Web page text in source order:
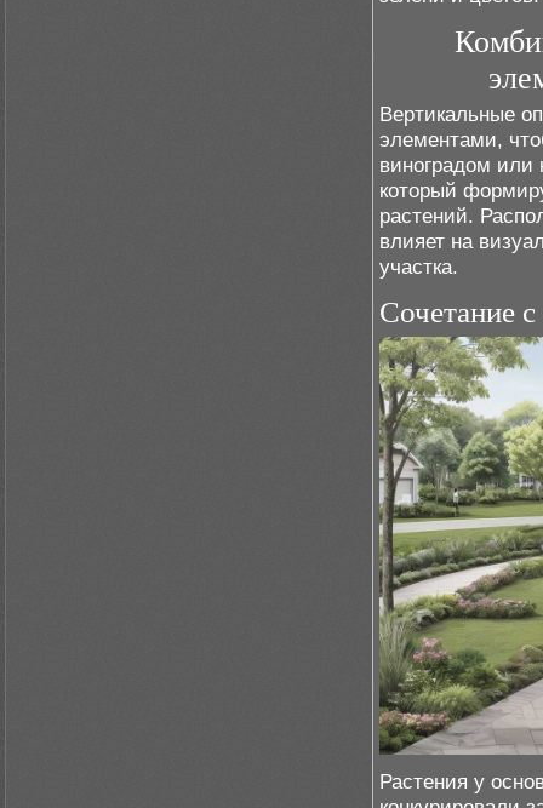
Вертикальные
элементами,
виноградом или
который
растений.
влияет на
участка.
Сочетание
Растения у